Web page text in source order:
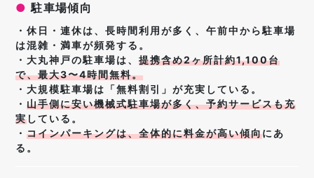
● 駐車場傾向
・休日・連休は、長時間利用が多く、午前中から駐車場
は混雑・満車が頻発する。
・大丸神戸の駐車場は、提携含め2ヶ所計約1,100台
で、最大3〜4時間無料。
・大規模駐車場は「無料割引」が充実している。
・山手側に安い機械式駐車場が多く、予約サービスも充
実している 。
・コインパーキングは、全体的に料金が高い傾向にあ
る。